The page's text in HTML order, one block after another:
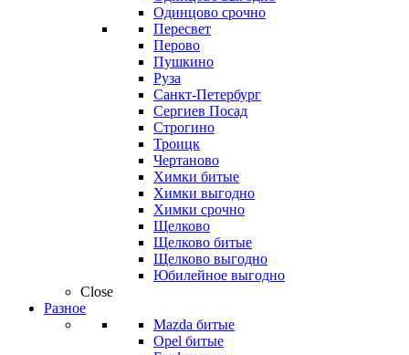
Одинцово срочно
Пересвет
Перово
Пушкино
Руза
Санкт-Петербург
Сергиев Посад
Строгино
Троицк
Чертаново
Химки битые
Химки выгодно
Химки срочно
Щелково
Щелково битые
Щелково выгодно
Юбилейное выгодно
Close
Разное
Mazda битые
Opel битые